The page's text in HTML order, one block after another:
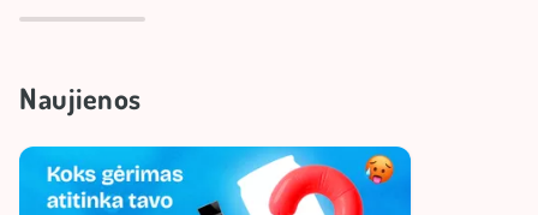
Naujienos